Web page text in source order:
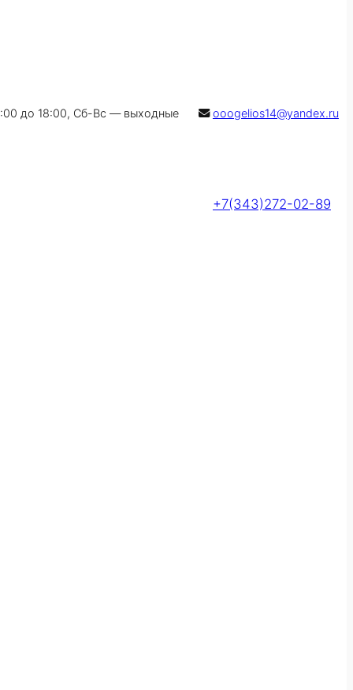
до 18:00, Сб-Вс — выходные ooogelios14@yandex.ru
+7(343)272-02-89